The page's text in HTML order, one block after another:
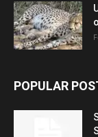
POPULAR